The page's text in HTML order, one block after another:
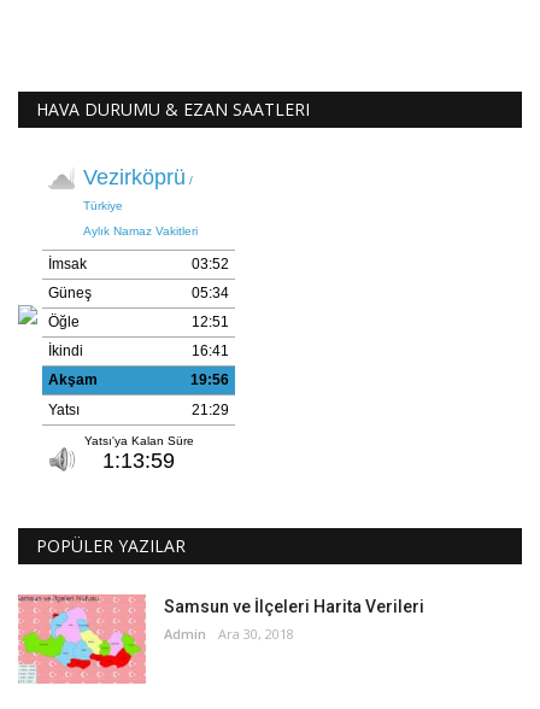
HAVA DURUMU & EZAN SAATLERI
POPÜLER YAZILAR
Samsun ve İlçeleri Harita Verileri
Admin Ara 30, 2018